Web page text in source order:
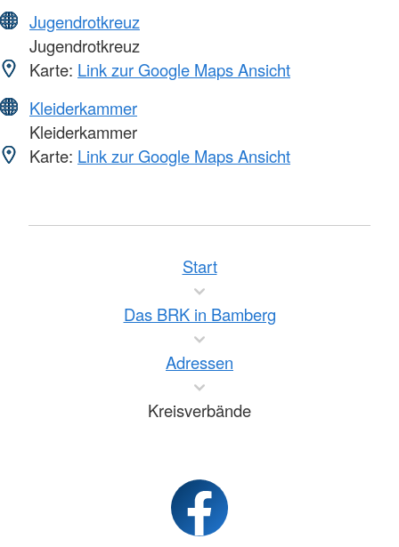
Jugendrotkreuz
Jugendrotkreuz
Karte: Link zur Google Maps Ansicht
Kleiderkammer
Kleiderkammer
Karte: Link zur Google Maps Ansicht
Start
Das BRK in Bamberg
Adressen
Kreisverbände